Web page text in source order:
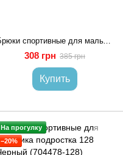
Брюки спортивные для мальчика подростка 128 Черный PRETTY BOY (716475-128)
308 грн 385 грн
Купить
На прогулку
−20%